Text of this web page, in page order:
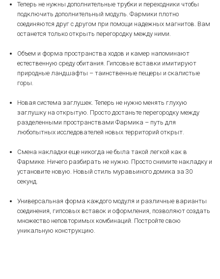
Теперь не нужны дополнительные трубки и переходники чтобы
подключить дополнительный модуль. Фармики плотно
соединяются друг с другом при помощи надежных магнитов. Вам
останется только открыть перегородку между ними.
Объем и форма пространства ходов и камер напоминают
естественную среду обитания. Гипсовые вставки имитируют
природные ландшафты – таинственные пещеры и скалистые
горы.
Новая система заглушек. Теперь не нужно менять глухую
заглушку на открытую. Просто достаньте перегородку между
разделенными пространствами Фармика – путь для
любопытных исследователей новых территорий открыт.
Смена накладки еще никогда не была такой легкой как в
Фармике. Ничего разбирать не нужно. Просто снимите накладку и
установите новую. Новый стиль муравьиного домика за 30
секунд.
Универсальная форма каждого модуля и различные варианты
соединения, гипсовых вставок и оформления, позволяют создать
множество неповторимых комбинаций. Постройте свою
уникальную конструкцию.